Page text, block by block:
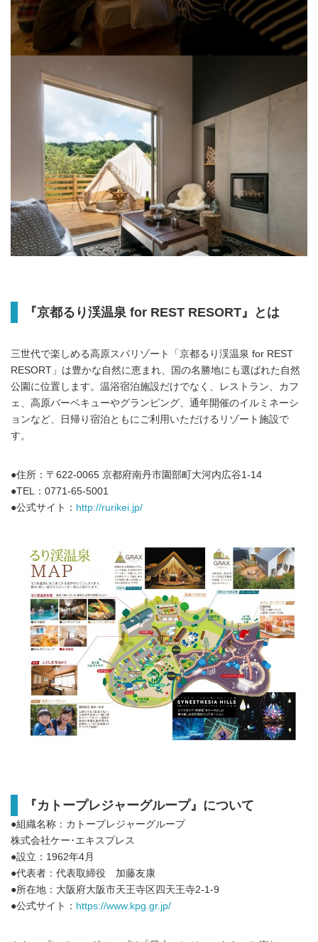
『京都るり渓温泉 for REST RESORT』とは
三世代で楽しめる高原スパリゾート「京都るり渓温泉 for REST
RESORT」は豊かな自然に恵まれ、国の名勝地にも選ばれた自然
公園に位置します。温浴宿泊施設だけでなく、レストラン、カフ
ェ、高原バーベキューやグランピング、通年開催のイルミネーシ
ョンなど、日帰り宿泊ともにご利用いただけるリゾート施設で
す。
●住所：〒622-0065 京都府南丹市園部町大河内広谷1-14
●TEL：0771-65-5001
●公式サイト： http://rurikei.jp/
『カトープレジャーグループ』について
●組織名称：カトープレジャーグループ
株式会社ケー･エキスプレス
●設立：1962年4月
●代表者：代表取締役 加藤友康
●所在地：大阪府大阪市天王寺区四天王寺2-1-9
●公式サイト： https://www.kpg.gr.jp/
Japanese